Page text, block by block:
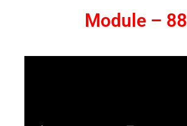
Module – 88